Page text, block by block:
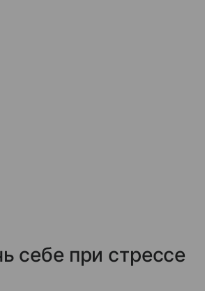
себе при стрессе